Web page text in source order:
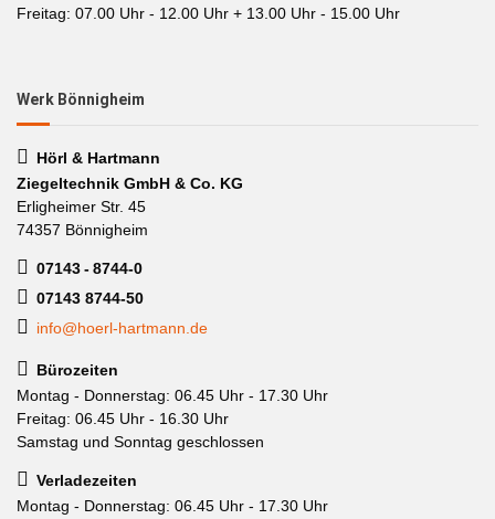
Freitag: 07.00 Uhr - 12.00 Uhr + 13.00 Uhr - 15.00 Uhr
Werk Bönnigheim
Hörl & Hartmann
Ziegeltechnik GmbH & Co. KG
Erligheimer Str. 45
74357 Bönnigheim
07143 - 8744-0
07143 8744-50
info@hoerl-hartmann.de
Bürozeiten
Montag - Donnerstag: 06.45 Uhr - 17.30 Uhr
Freitag: 06.45 Uhr - 16.30 Uhr
Samstag und Sonntag geschlossen
Verladezeiten
Montag - Donnerstag: 06.45 Uhr - 17.30 Uhr